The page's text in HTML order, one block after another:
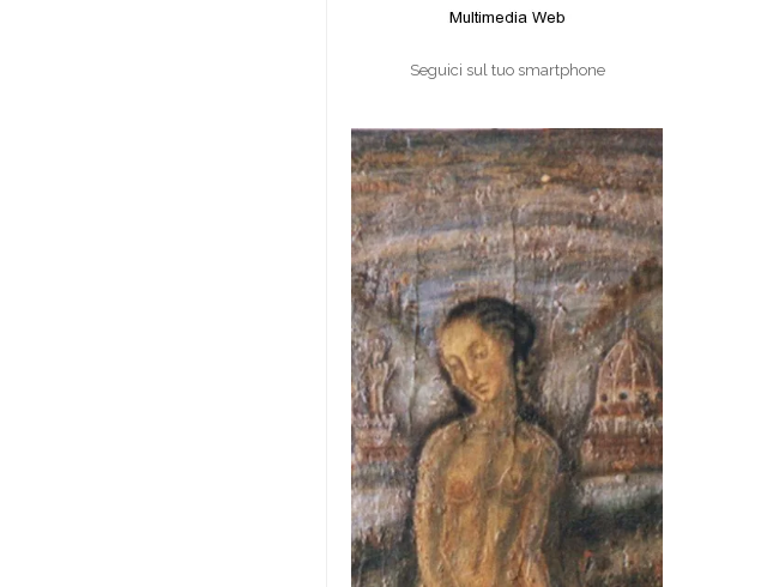
Seguici sul tuo smartphone